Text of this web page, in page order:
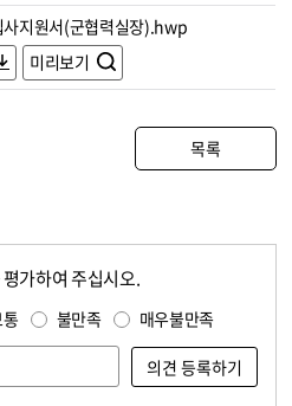
사지원서(군협력실장).hwp
미리보기
목록
가하여 주십시오.
불만족 매우불만족